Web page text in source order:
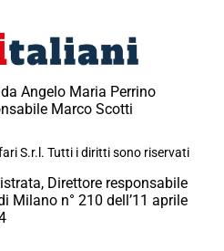
Angelo Maria Perrino
Marco Scotti
S.r.l. Tutti i diritti sono riservati
Direttore responsabile
Milano n° 210 dell’11 aprile